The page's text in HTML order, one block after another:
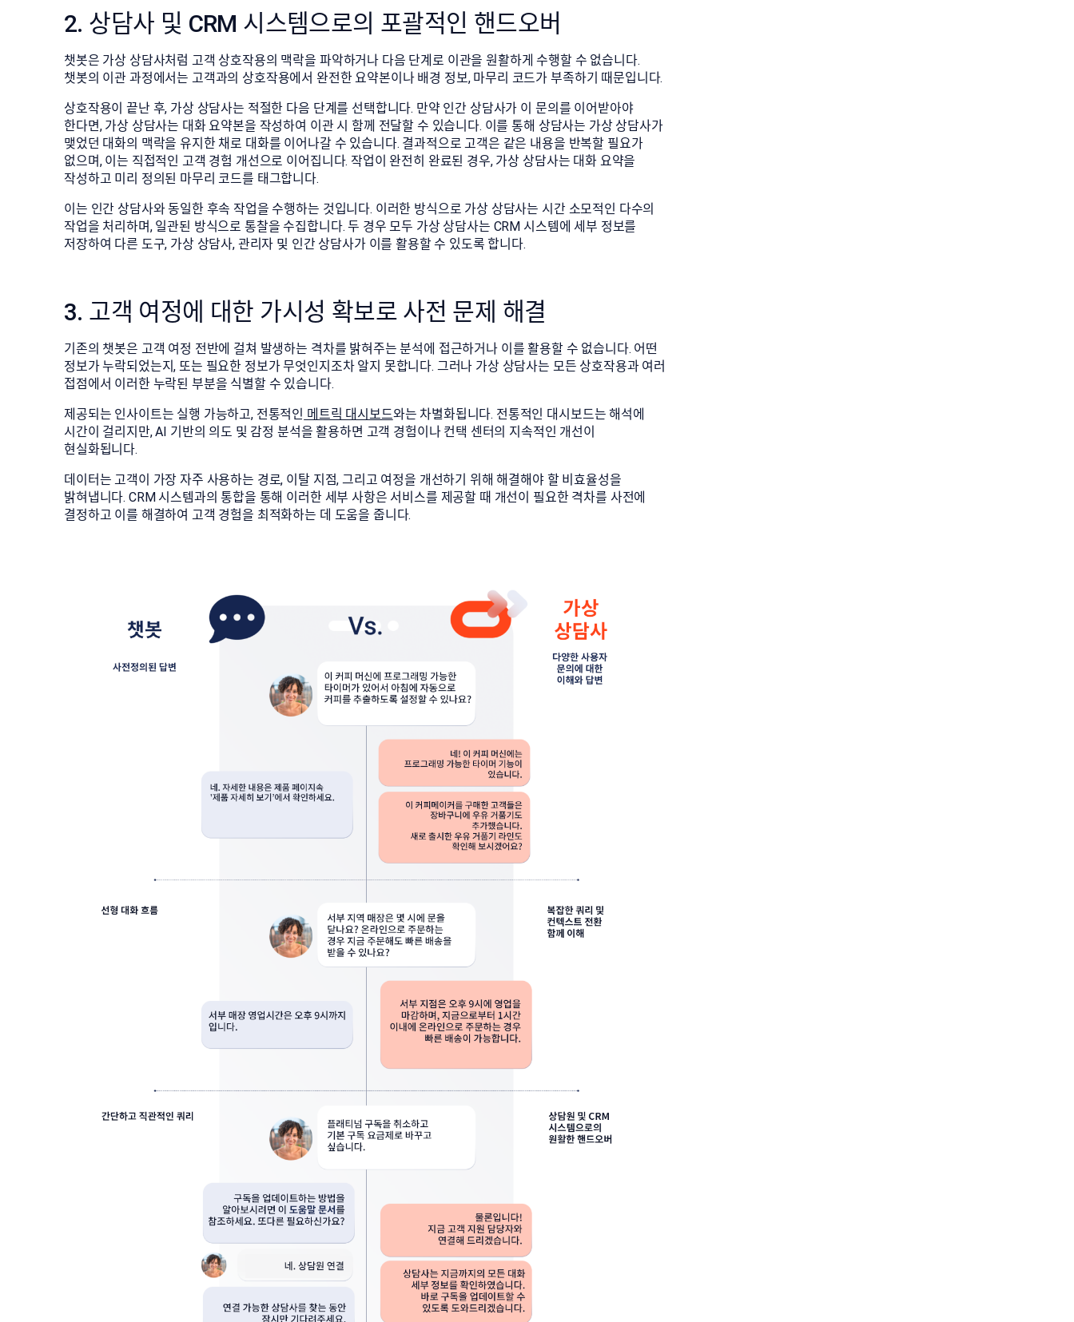
2. 상담사 및 CRM 시스템으로의 포괄적인 핸드오버
챗봇은 가상 상담사처럼 고객 상호작용의 맥락을 파악하거나 다음 단계로 이관을 원활하게 수행할 수 없습니다.
챗봇의 이관 과정에서는 고객과의 상호작용에서 완전한 요약본이나 배경 정보, 마무리 코드가 부족하기 때문입니다.
상호작용이 끝난 후, 가상 상담사는 적절한 다음 단계를 선택합니다. 만약 인간 상담사가 이 문의를 이어받아야
한다면, 가상 상담사는 대화 요약본을 작성하여 이관 시 함께 전달할 수 있습니다. 이를 통해 상담사는 가상 상담사가
맺었던 대화의 맥락을 유지한 채로 대화를 이어나갈 수 있습니다. 결과적으로 고객은 같은 내용을 반복할 필요가
없으며, 이는 직접적인 고객 경험 개선으로 이어집니다. 작업이 완전히 완료된 경우, 가상 상담사는 대화 요약을
작성하고 미리 정의된 마무리 코드를 태그합니다.
이는 인간 상담사와 동일한 후속 작업을 수행하는 것입니다. 이러한 방식으로 가상 상담사는 시간 소모적인 다수의
작업을 처리하며, 일관된 방식으로 통찰을 수집합니다. 두 경우 모두 가상 상담사는 CRM 시스템에 세부 정보를
저장하여 다른 도구, 가상 상담사, 관리자 및 인간 상담사가 이를 활용할 수 있도록 합니다.
3. 고객 여정에 대한 가시성 확보로 사전 문제 해결
기존의 챗봇은 고객 여정 전반에 걸쳐 발생하는 격차를 밝혀주는 분석에 접근하거나 이를 활용할 수 없습니다. 어떤
정보가 누락되었는지, 또는 필요한 정보가 무엇인지조차 알지 못합니다. 그러나 가상 상담사는 모든 상호작용과 여러
접점에서 이러한 누락된 부분을 식별할 수 있습니다.
제공되는 인사이트는 실행 가능하고, 전통적인 메트릭 대시보드와는 차별화됩니다. 전통적인 대시보드는 해석에
시간이 걸리지만, AI 기반의 의도 및 감정 분석을 활용하면 고객 경험이나 컨택 센터의 지속적인 개선이
현실화됩니다.
데이터는 고객이 가장 자주 사용하는 경로, 이탈 지점, 그리고 여정을 개선하기 위해 해결해야 할 비효율성을
밝혀냅니다. CRM 시스템과의 통합을 통해 이러한 세부 사항은 서비스를 제공할 때 개선이 필요한 격차를 사전에
결정하고 이를 해결하여 고객 경험을 최적화하는 데 도움을 줍니다.